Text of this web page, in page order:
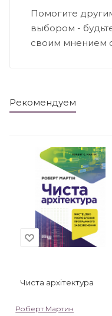
Помогите
выбором -
своим мнением
Рекомендуем
Чиста архітектура
Роберт Мартин